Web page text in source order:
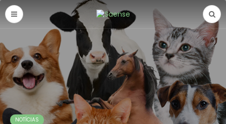
NOTÍCIAS